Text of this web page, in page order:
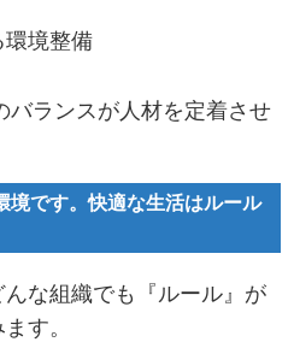
環境整備
バランスが人材を定着させ
境です。快適な生活はルール
な組織でも『ルール』が
す。